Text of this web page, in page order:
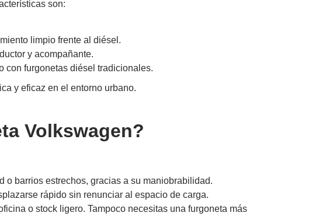
son:
limpio frente al diésel.
y acompañante.
con furgonetas diésel tradicionales.
y eficaz en el entorno urbano.
Volkswagen?
o barrios estrechos, gracias a su maniobrabilidad.
rápido sin renunciar al espacio de carga.
o stock ligero. Tampoco necesitas una furgoneta más